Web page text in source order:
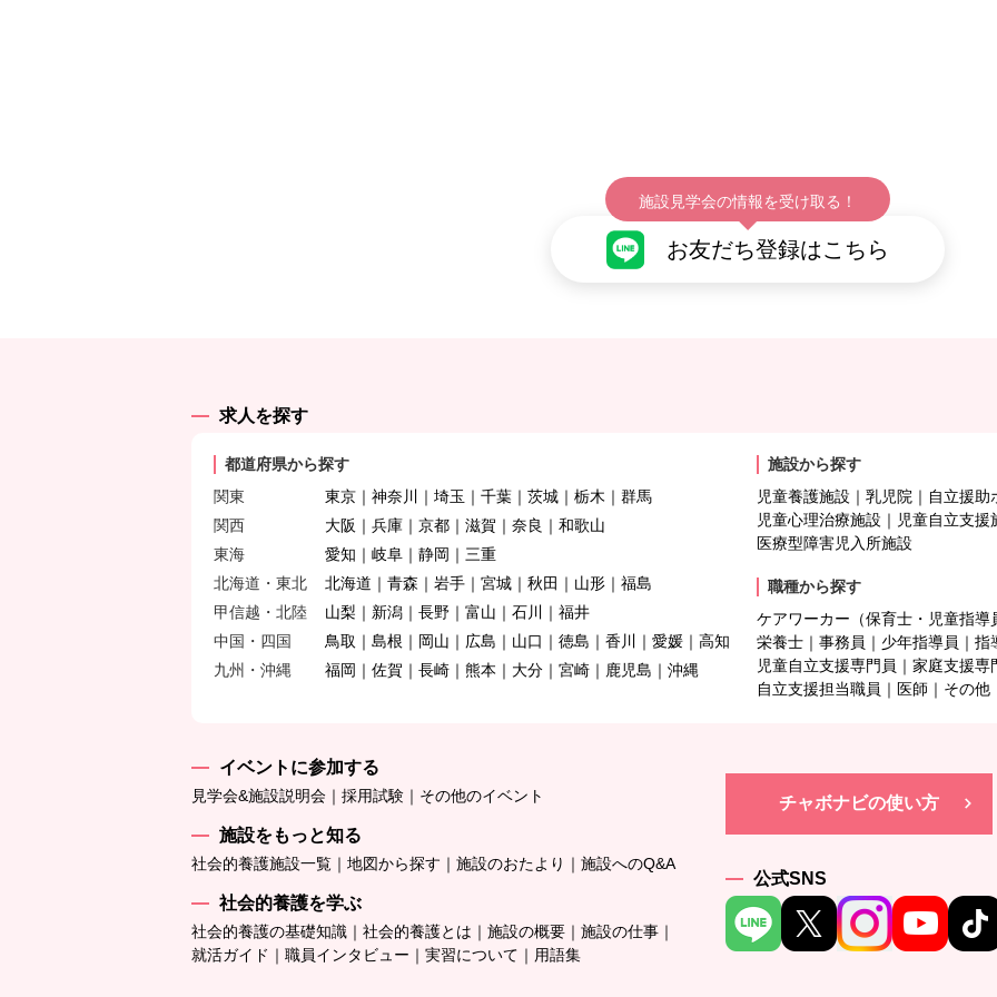
施設見学会の情報を受け取る！
お友だち登録はこちら
求人を探す
都道府県から探す
関東
東京 神奈川 埼玉 千葉 茨城 栃木
群馬
関西
大阪 兵庫 京都 滋賀 奈良
和歌山
東海
愛知 岐阜 静岡
三重
北海道・東北
北海道 青森 岩手 宮城 秋田 山形
福島
甲信越・北陸
山梨 新潟 長野 富山 石川
福井
中国・四国
鳥取 島根 岡山 広島 山口 徳島 香川 愛媛
高知
九州・沖縄
福岡 佐賀 長崎 熊本 大分 宮崎 鹿児島 沖縄
施設から探す
児童養護施設
乳児院 自立援助
児童心理治療施設
児童自立支援
医療型障害児入所施設
職種から探す
ケアワーカー（保育士・児童指導
栄養士
事務員 少年指導員 指
児童自立支援専門員
家庭支援専
自立支援担当職員
医師 その他
イベントに参加する
見学会&施設説明会 採用試験 その他のイベント
施設をもっと知る
社会的養護施設一覧 地図から探す 施設のおたより 施設へのQ&A
社会的養護を学ぶ
社会的養護の基礎知識 社会的養護とは 施設の概要
施設の仕事
就活ガイド
職員インタビュー 実習について 用語集
チャボナビの使い方
公式SNS